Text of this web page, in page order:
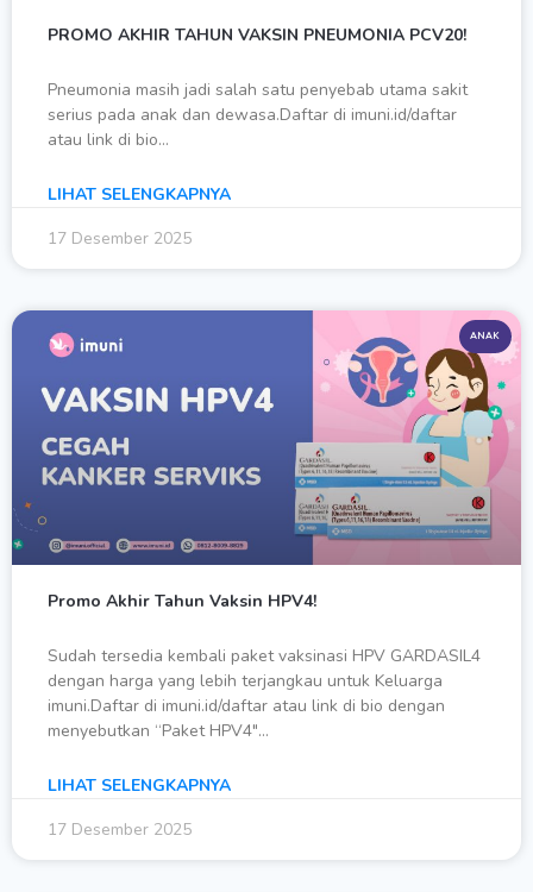
PROMO AKHIR TAHUN VAKSIN PNEUMONIA PCV20!
Pneumonia masih jadi salah satu penyebab utama sakit
serius pada anak dan dewasa.Daftar di imuni.id/daftar
atau link di bio…
LIHAT SELENGKAPNYA
17 Desember 2025
ANAK
Promo Akhir Tahun Vaksin HPV4!
Sudah tersedia kembali paket vaksinasi HPV GARDASIL4
dengan harga yang lebih terjangkau untuk Keluarga
imuni.Daftar di imuni.id/daftar atau link di bio dengan
menyebutkan “Paket HPV4″…
LIHAT SELENGKAPNYA
17 Desember 2025